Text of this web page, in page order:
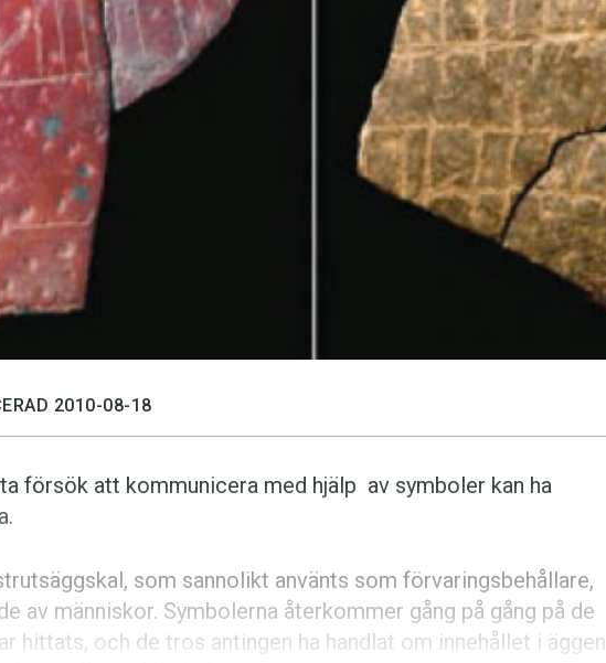
Kviss
Podden
Anmäl till språkpolisen
Föreslå nyord
Annonsera
Läs Språktidningen digitalt
2010-08-18
försök att kommunicera med hjälp av symboler kan ha
som sannolikt använts som förvaringsbehållare,
av människor. Symbolerna återkommer gång på gång på de
hittats, och de tros antingen ha handlat om innehållet i äggen